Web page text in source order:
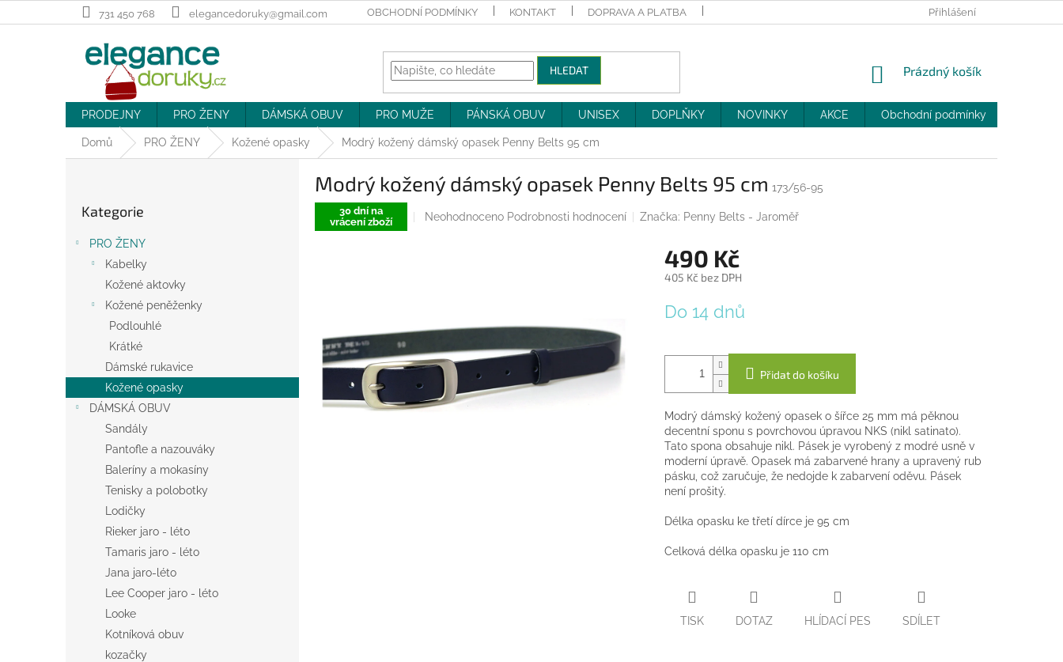
na
731 450 768 elegancedoruky@gmail.com OBCHODNÍ PODMÍNKY KONTAKT DOPRAVA A PLATBA MOJE OBJEDNÁVKA
Přihlášení
HLEDAT
NÁKUPNÍ
Prázdný košík
PRODEJNY PRO ŽENY DÁMSKÁ OBUV PRO MUŽE PÁNSKÁ OBUV UNISEX DOPLŇKY NOVINKY AKCE Obchodní podmínky
Domů PRO ŽENY Kožené opasky Modrý kožený dámský opasek Penny Belts 95 cm
e
l
kategorie
Kategorie
PRO ŽENY
Kabelky
Kožené aktovky
Kožené peněženky
Podlouhlé
Krátké
Dámské rukavice
Kožené opasky
DÁMSKÁ OBUV
Sandály
Pantofle a nazouváky
Baleríny a mokasíny
Tenisky a polobotky
Lodičky
Rieker jaro - léto
Tamaris jaro - léto
Jana jaro-léto
Lee Cooper jaro - léto
Looke
Kotníková obuv
kozačky
Modrý kožený dámský opasek Penny Belts 95 cm 173/56-95
30 dní na
vrácení zboží
Průměrné
Neohodnoceno Podrobnosti hodnocení Značka: Penny Belts - Jaroměř
490 Kč
405 Kč bez DPH
cena:
Do 14 dnů
Přidat do košíku
Modrý dámský kožený opasek o šířce 25 mm má pěknou
decentní sponu s povrchovou úpravou NKS (nikl satinato).
Tato spona obsahuje nikl. Pásek je vyrobený z modré usně v
moderní úpravě. Opasek má zabarvené hrany a upravený rub
pásku, což zaručuje, že nedojde k zabarvení oděvu. Pásek
není prošitý.
Délka opasku ke třetí dírce je 95 cm
Celková délka opasku je 110 cm
TISK DOTAZ HLÍDACÍ PES SDÍLET